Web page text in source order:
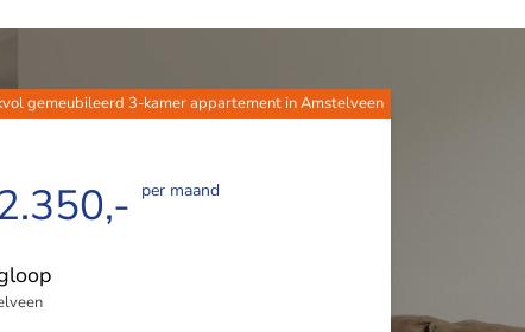
gemeubileerd 3-kamer appartement in Amstelveen
per maand